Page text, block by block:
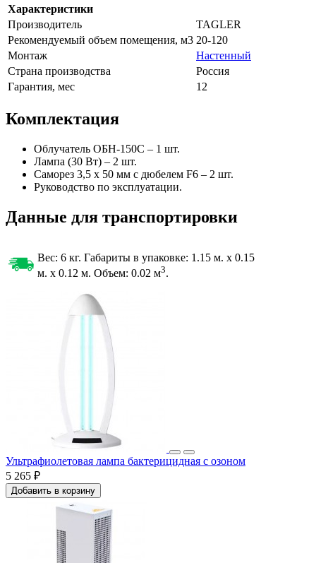
Характеристики
Производитель
TAGLER
Рекомендуемый объем помещения, м3 20-120
Монтаж
Настенный
Страна производства
Россия
Гарантия, мес
12
Комплектация
Облучатель ОБН-150С – 1 шт.
Лампа (30 Вт) – 2 шт.
Саморез 3,5 x 50 мм с дюбелем F6 – 2 шт.
Руководство по эксплуатации.
Данные для транспортировки
Вес: 6 кг. Габариты в упаковке: 1.15 м. x 0.15
м. x 0.12 м. Объем: 0.02 м3.
Ультрафиолетовая лампа бактерицидная с озоном
5 265 ₽
Добавить в корзину